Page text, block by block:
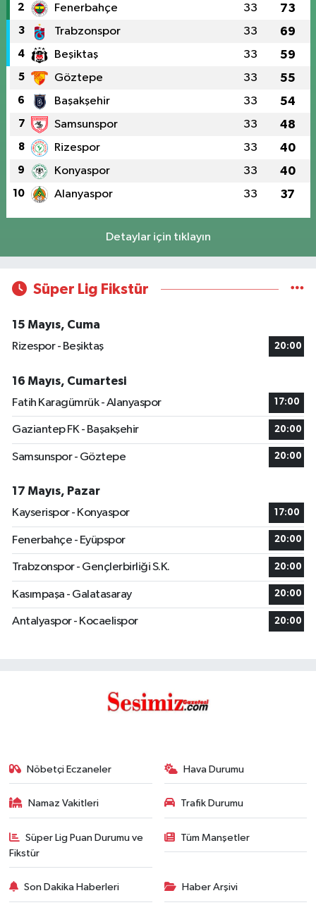
2 Fenerbahçe 33 73
3 Trabzonspor 33 69
4 Beşiktaş 33 59
5 Göztepe 33 55
6 Başakşehir 33 54
7 Samsunspor 33 48
8 Rizespor 33 40
9 Konyaspor 33 40
10 Alanyaspor 33 37
Detaylar için tıklayın
Süper Lig Fikstür
15 Mayıs, Cuma
Rizespor - Beşiktaş
20:00
16 Mayıs, Cumartesi
Fatih Karagümrük - Alanyaspor
17:00
Gaziantep FK - Başakşehir 20:00
Samsunspor - Göztepe 20:00
17 Mayıs, Pazar
Kayserispor - Konyaspor
17:00
Fenerbahçe - Eyüpspor 20:00
Trabzonspor - Gençlerbirliği S.K. 20:00
Kasımpaşa - Galatasaray 20:00
Antalyaspor - Kocaelispor 20:00
Nöbetçi Eczaneler Hava Durumu
Namaz Vakitleri Trafik Durumu
Süper Lig Puan Durumu ve
Fikstür
Tüm Manşetler
Son Dakika Haberleri Haber Arşivi